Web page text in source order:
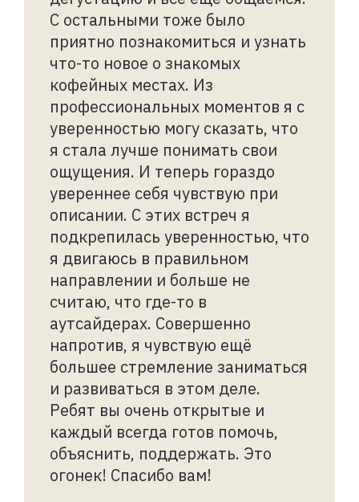
С остальными тоже было
приятно познакомиться и узнать
что-то новое о знакомых
кофейных местах. Из
профессиональных моментов я с
уверенностью могу сказать, что
я стала лучше понимать свои
ощущения. И теперь гораздо
увереннее себя чувствую при
описании. С этих встреч я
подкрепилась уверенностью, что
я двигаюсь в правильном
направлении и больше не
считаю, что где-то в
аутсайдерах. Совершенно
напротив, я чувствую ещё
большее стремление заниматься
и развиваться в этом деле.
Ребят вы очень открытые и
каждый всегда готов помочь,
объяснить, поддержать. Это
огонек! Спасибо вам!